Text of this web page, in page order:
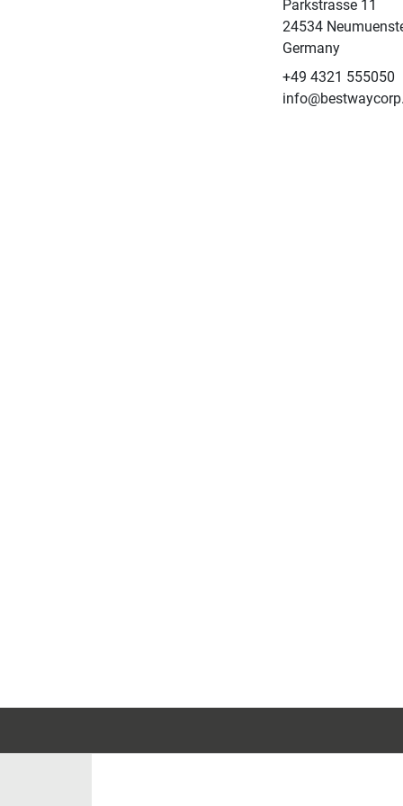
Parkstrasse 11
24534
Germany
+49 4321 555050